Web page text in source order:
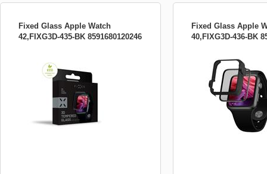
Fixed Glass Apple Watch
42,FIXG3D-435-BK 8591680120246
Cover pro Apple Watch 42mm s
aplikátorem, s lepením přes celý displej,
černé. Sklo disponuje tvrdostí se stupněm
9H. V balení najdete i aplikátor pro
snadnou a rychlou instalaci.
Fixed Glass Apple
40,FIXG3D-436-BK
Cover pro Apple Watch
aplikátorem, s lepením
černé. Sklo disponuje
9H. V balení najdete i
snadnou a rychlou